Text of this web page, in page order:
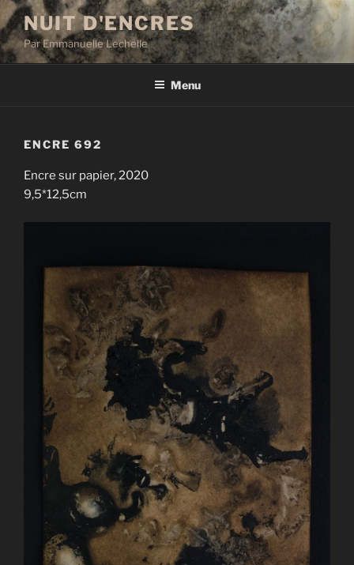
Aller
au
contenu
principal
NUIT D'ENCRES
Par Emmanuelle Lechelle
Menu
ENCRE 692
Encre sur papier, 2020
9,5*12,5cm